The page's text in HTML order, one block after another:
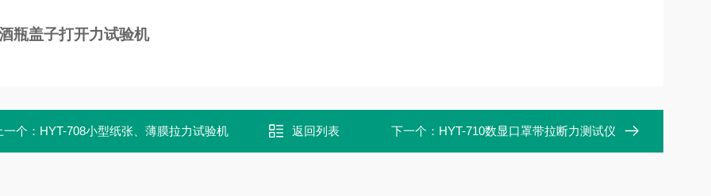
瓶盖子打开力试验机
一个： HYT-708小型纸张、薄膜拉力试验机 返回列表 下一个： HYT-710数显口罩带拉断力测试仪